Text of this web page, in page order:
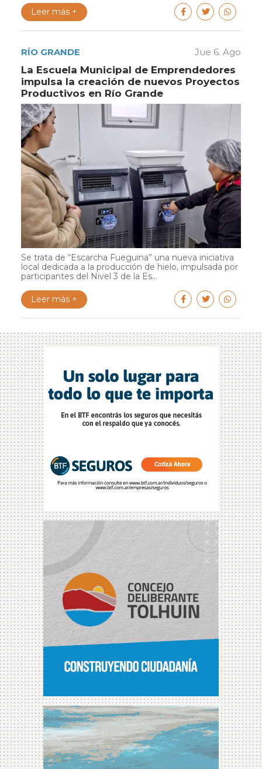
Leer más +
RÍO GRANDE Jue 6. Ago
La Escuela Municipal de Emprendedores
impulsa la creación de nuevos Proyectos
Productivos en Río Grande
Se trata de “Escarcha Fueguina” una nueva iniciativa
local dedicada a la producción de hielo, impulsada por
participantes del Nivel 3 de la Es...
Leer más +